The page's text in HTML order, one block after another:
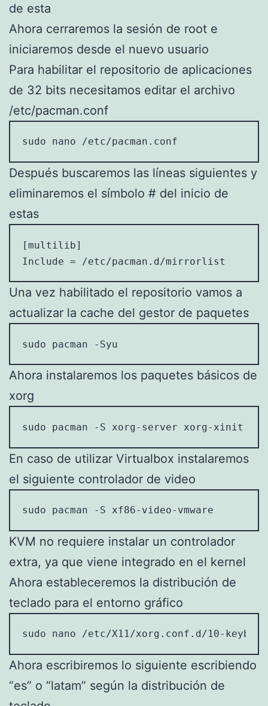
de esta
Ahora cerraremos la sesión de root e
iniciaremos desde el nuevo usuario
Para habilitar el repositorio de aplicaciones
de 32 bits necesitamos editar el archivo
/etc/pacman.conf
sudo nano /etc/pacman.conf
Después buscaremos las líneas siguientes y
eliminaremos el símbolo # del inicio de
estas
[multilib]
Include = /etc/pacman.d/mirrorlist
Una vez habilitado el repositorio vamos a
actualizar la cache del gestor de paquetes
sudo pacman -Syu
Ahora instalaremos los paquetes básicos de
xorg
sudo pacman -S xorg-server xorg-xinit
En caso de utilizar Virtualbox instalaremos
el siguiente controlador de video
sudo pacman -S xf86-video-vmware
KVM no requiere instalar un controlador
extra, ya que viene integrado en el kernel
Ahora estableceremos la distribución de
teclado para el entorno gráfico
sudo nano /etc/X11/xorg.conf.d/10-
Ahora escribiremos lo siguiente escribiendo
“es” o “latam” según la distribución de